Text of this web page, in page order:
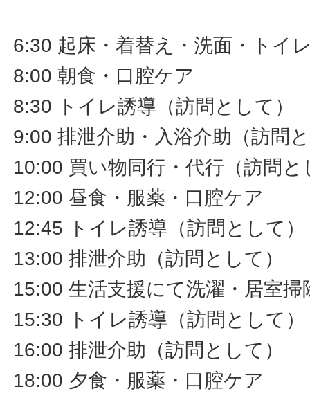
6:30 起床・着替え・洗面・トイ
8:00 朝食・口腔ケア
8:30 トイレ誘導（訪問として）
9:00 排泄介助・入浴介助（訪問
10:00 買い物同行・代行（訪問と
12:00 昼食・服薬・口腔ケア
12:45 トイレ誘導（訪問として）
13:00 排泄介助（訪問として）
15:00 生活支援にて洗濯・居室
15:30 トイレ誘導（訪問として）
16:00 排泄介助（訪問として）
18:00 夕食・服薬・口腔ケア